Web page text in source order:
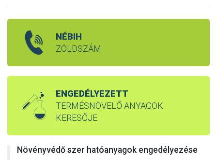
NÉBIH
ZÖLDSZÁM
ENGEDÉLYEZETT
TERMÉSNÖVELŐ ANYAGOK
KERESŐJE
Növényvédő szer hatóanyagok engedélyezése